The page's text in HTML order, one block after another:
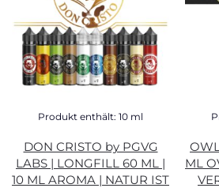
Produkt enthält: 10 ml
DON CRISTO by PGVG
LABS | LONGFILL 60 ML |
10 ML AROMA | NATUR IST
ML